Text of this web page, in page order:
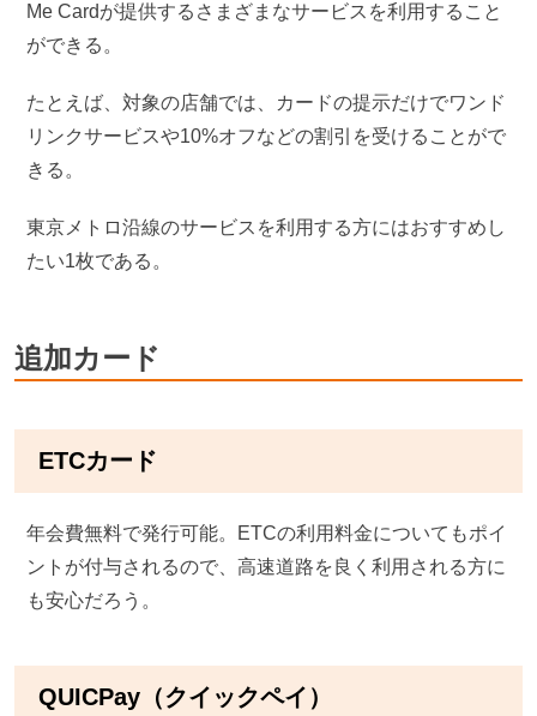
Me Cardが提供するさまざまなサービスを利用すること
ができる。
たとえば、対象の店舗では、カードの提示だけでワンド
リンクサービスや10%オフなどの割引を受けることがで
きる。
東京メトロ沿線のサービスを利用する方にはおすすめし
たい1枚である。
追加カード
ETCカード
年会費無料で発行可能。ETCの利用料金についてもポイ
ントが付与されるので、高速道路を良く利用される方に
も安心だろう。
QUICPay（クイックペイ）